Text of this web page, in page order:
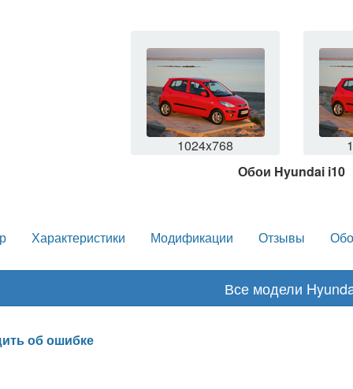
1024x768
Обои Hyundai i10
Характеристики Модификации Отзывы
Все модели
об ошибке